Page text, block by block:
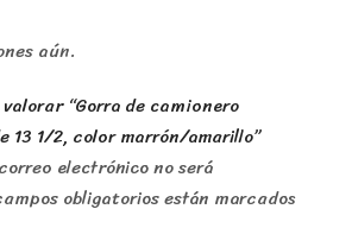
aún.
“Gorra de camionero
13 1/2, color marrón/amarillo”
electrónico no será
obligatorios están marcados